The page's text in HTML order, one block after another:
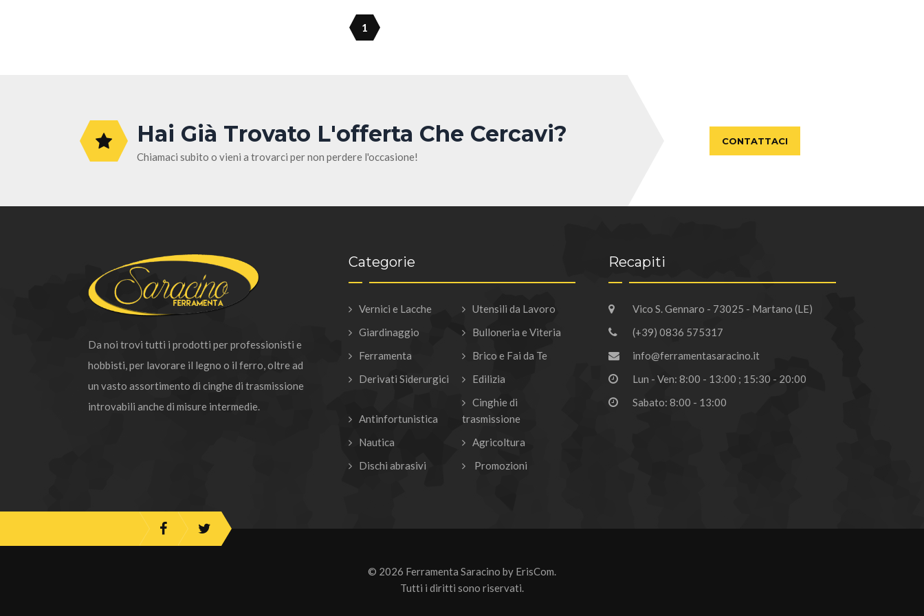
1
Hai Già Trovato L'offerta Che Cercavi?
Chiamaci subito o vieni a trovarci per non perdere l'occasione!
CONTATTACI
Da noi trovi tutti i prodotti per professionisti e
hobbisti, per lavorare il legno o il ferro, oltre ad
un vasto assortimento di cinghe di trasmissione
introvabili anche di misure intermedie.
Categorie
Vernici e Lacche
Utensili da Lavoro
Giardinaggio
Bulloneria e Viteria
Ferramenta
Brico e Fai da Te
Derivati Siderurgici
Edilizia
Antinfortunistica
Cinghie di
trasmissione
Nautica
Agricoltura
Dischi abrasivi
Promozioni
Recapiti
Vico S. Gennaro - 73025 - Martano (LE)
(+39) 0836 575317
info@ferramentasaracino.it
Lun - Ven: 8:00 - 13:00 ; 15:30 - 20:00
Sabato: 8:00 - 13:00
© 2026 Ferramenta Saracino by ErisCom.
Tutti i diritti sono riservati.